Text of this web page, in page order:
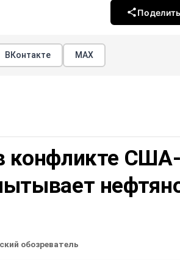
ВКонтакте МАХ
конфликте США-
обозреватель